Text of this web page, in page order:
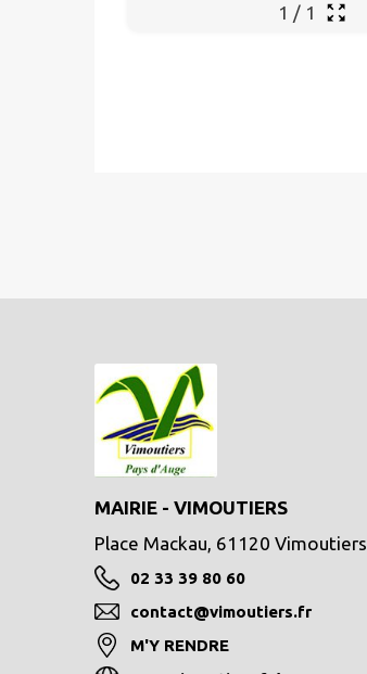
1 / 1
MAIRIE - VIMOUTIERS
Place Mackau, 61120 Vimoutiers
02 33 39 80 60
contact@vimoutiers.fr
M'Y RENDRE